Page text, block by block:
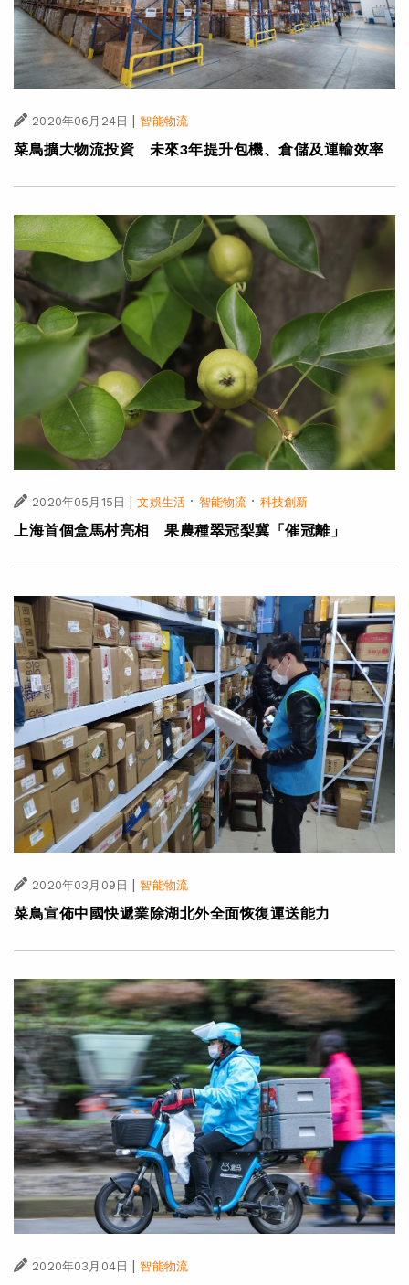
2020年06月24日 智能物流
菜鳥擴大物流投資 未來3年提升包機、倉儲及運輸效率
2020年05月15日 | 文娛生活 · 智能物流 · 科技創新
上海首個盒馬村亮相 果農種翠冠梨冀「催冠離」
2020年03月09日 | 智能物流
菜鳥宣佈中國快遞業除湖北外全面恢復運送能力
2020年03月04日 | 智能物流